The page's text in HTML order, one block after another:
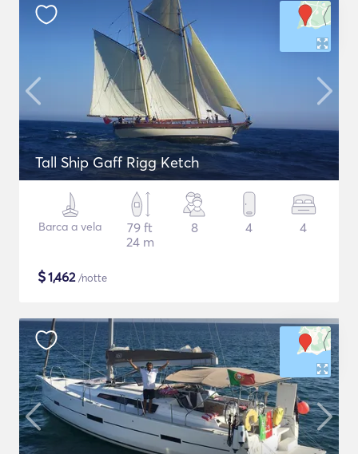
Tall Ship Gaff Rigg Ketch
Barca a vela
79 ft
24 m
8 4 4
$1,462/notte